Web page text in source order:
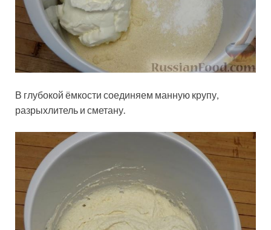
В глубокой ёмкости соединяем манную крупу,
разрыхлитель и сметану.